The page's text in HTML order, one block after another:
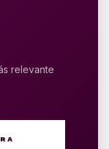
relevante